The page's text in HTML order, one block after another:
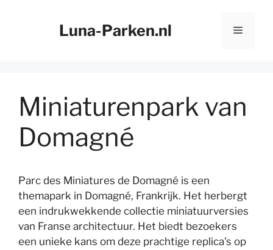
Luna-Parken.nl Menu
Miniaturenpark van
Domagné
Parc des Miniatures de Domagné is een
themapark in Domagné, Frankrijk. Het herbergt
een indrukwekkende collectie miniatuurversies
van Franse architectuur. Het biedt bezoekers
een unieke kans om deze prachtige replica's op